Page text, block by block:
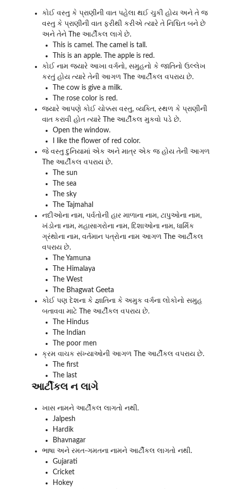
કોઈ વસ્તુ કે પ્રાણીની વાત પહેલા થઈ ચુકી હોય અને તે જ
વસ્તુ કે પ્રાણીની વાત ફરીથી કરીએ ત્યારે તે નિશ્ચિત બને છે
અને તેને The આર્ટીકલ લાગે છે.
This is camel. The camel is tall.
This is an apple. The apple is red.
કોઈ નામ જયારે આખા વર્ગનો, સમુહનો કે જાતિનો ઉલ્લેખ
કરતું હોય ત્યારે તેની આગળ The આર્ટીકલ વપરાય છે.
The cow is give a milk.
The rose color is red.
જયારે આપણે કોઈ ચોક્કસ વસ્તુ, વ્યક્તિ, સ્થળ કે પ્રાણીની
વાત કરાવી હોત ત્યારે The આર્ટીકલ મુકવો પડે છે.
Open the window.
I like the flower of red color.
જે વસ્તુ દુનિયામાં એક અને માત્ર એક જ હોય તેની આગળ
The આર્ટીકલ વપરાય છે.
The sun
The sea
The sky
The Tajmahal
નદીઓના નામ, પર્વતોની હાર માળાના નામ, ટાપુઓના નામ,
ખંડોના નામ, મહાસાગરોના નામ, દિશાઓના નામ, ધાર્મિક
ગ્રંથોના નામ, વર્તમાન પત્રોના નામ આગળ The આર્ટીકલ
વપરાય છે.
The Yamuna
The Himalaya
The West
The Bhagwat Geeta
કોઈ પણ દેશના કે જ્ઞાતિના કે અમુક વર્ગના લોકોનો સમુહ
બતાવવા માટે The આર્ટીકલ વપરાય છે.
The Hindus
The Indian
The poor men
ક્રમ વાચક સંખ્યાઓની આગળ The આર્ટીકલ વપરાય છે.
The first
The last
આર્ટીકલ ન લાગે
ખાસ નામને આર્ટીકલ લાગતો નથી.
Jalpesh
Hardik
Bhavnagar
ભાષા અને રમત-ગમતના નામને આર્ટીકલ લાગતો નથી.
Gujarati
Cricket
Hokey